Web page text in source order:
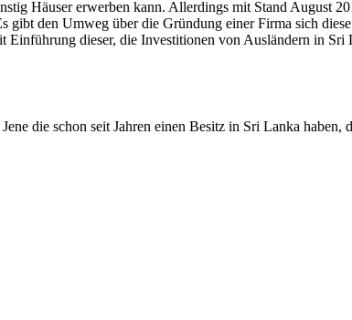
Häuser erwerben kann. Allerdings mit Stand August
gibt den Umweg über die Gründung einer Firma sich
Einführung dieser, die Investitionen von Ausländern in
Jene die schon seit Jahren einen Besitz in Sri Lanka